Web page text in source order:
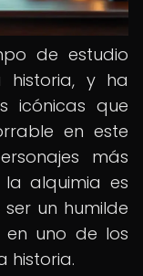
de estudio
y ha
icónicas que
en este
más
alquimia es
un humilde
en uno de los
historia.